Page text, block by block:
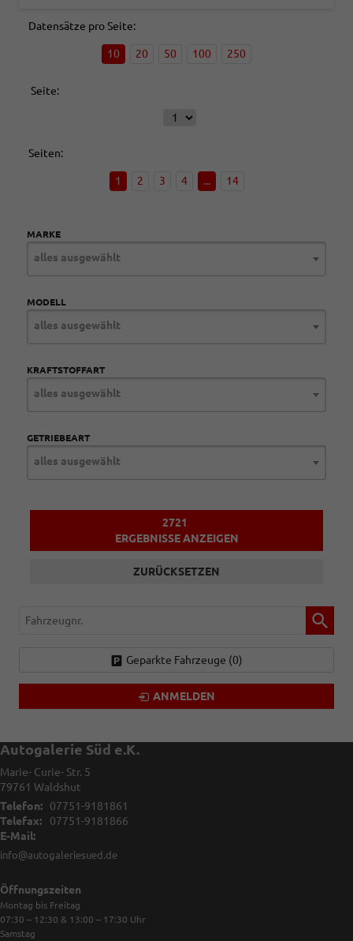
Datensätze pro Seite:
10 20 50 100 250
Seite:
Seiten:
1 2 3 4 ... 14
MARKE
alles ausgewählt
MODELL
alles ausgewählt
KRAFTSTOFFART
alles ausgewählt
GETRIEBEART
alles ausgewählt
2721
ERGEBNISSE ANZEIGEN
ZURÜCKSETZEN
Fahrzeugnr.
Geparkte Fahrzeuge (0)
ANMELDEN
Autogalerie Süd e.K.
Marie- Curie- Str. 5
79761 Waldshut
Telefon:
07751-9181861
Telefax:
07751-9181866
E-Mail:
info@autogaleriesued.de
Öffnungszeiten
Montag bis Freitag
07:30 – 12:30 & 13:00 – 17:30 Uhr
Samstag